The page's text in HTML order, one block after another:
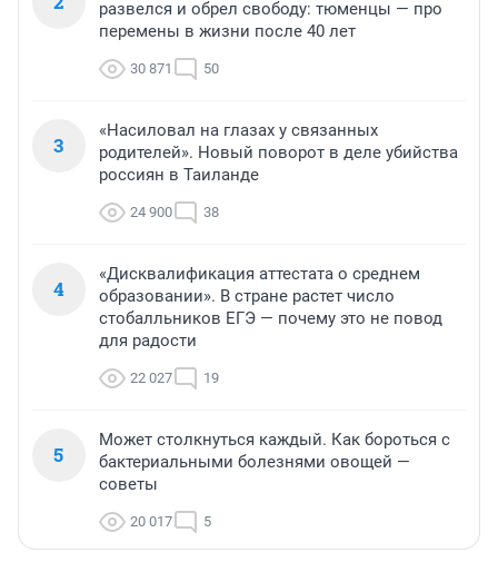
развелся и обрел свободу: тюменцы — про
перемены в жизни после 40 лет
30 871 50
3
«Насиловал на глазах у связанных
родителей». Новый поворот в деле убийства
россиян в Таиланде
24 900 38
4
«Дисквалификация аттестата о среднем
образовании». В стране растет число
стобалльников ЕГЭ — почему это не повод
для радости
22 027 19
5
Может столкнуться каждый. Как бороться с
бактериальными болезнями овощей —
советы
20 017 5